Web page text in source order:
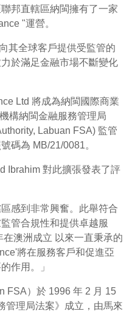
邦直轄區納閩擁有了一家
"運營。
其全球客戶提供受監管的
於滿足金融市場不斷變化
Ltd 將成為納閩國際商業
構納閩金融服務管理局
Labuan FSA) 監管
碼為 MB/21/0081。
Ibrahim 對此擴張發表了評
感到非常興奮。此舉符合
管合規性和提供卓越服
澳洲成立 以來一直秉承的
將在服務客戶和促進亞
作用。」
FSA）於 1996 年 2 月 15
管理局法案》成立，由馬來